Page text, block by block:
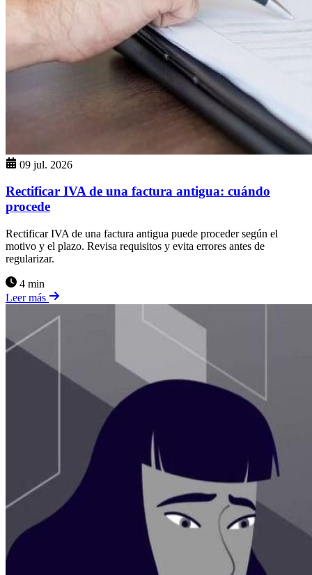
09 jul. 2026
Rectificar IVA de una factura antigua: cuándo
procede
Rectificar IVA de una factura antigua puede proceder según el
motivo y el plazo. Revisa requisitos y evita errores antes de
regularizar.
4 min
Leer más